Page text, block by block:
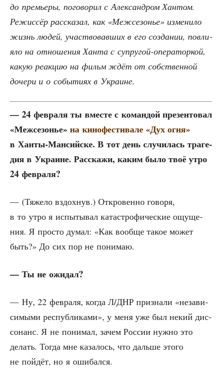
до пре­мье­ры, пого­во­рил с Алек­сан­дром Хан­том.
Режис­сёр рас­ска­зал, как «Меж­се­зо­нье» изме­ни­ло
жизнь людей, участ­во­вав­ших в его созда­нии, повли­
я­ло на отно­ше­ния Хан­та с супру­гой-опе­ра­тор­кой,
какую реак­цию на фильм ждёт от соб­ствен­ной
доче­ри и о собы­ти­ях в Украине.
— 24 фев­ра­ля ты вме­сте с коман­дой пре­зен­то­вал
«Меж­се­зо­нье»на кино­фе­сти­ва­ле «Дух огня»
в Хан­ты-Ман­сий­ске. В тот день слу­чи­лась тра­ге­
дия в Укра­ине. Рас­ска­жи, каким было твоё утро
24 февраля?
— (Тяже­ло вздох­нув.) Откро­вен­но гово­ря,
в то утро я испы­ты­вал ката­стро­фи­че­ские ощу­ще­
ния. Я про­сто думал: «Как вооб­ще такое может
быть?» До сих пор не понимаю.
— Ты не ожидал?
— Ну, 22 фев­ра­ля, когда Л/ДНР при­зна­ли «неза­ви­
си­мы­ми рес­пуб­ли­ка­ми», у меня уже был некий дис­
со­нанс. Я не пони­мал, зачем Рос­сии нуж­но это
делать. Тогда мне каза­лось, что даль­ше это­го
не пой­дёт, но я ошибался.